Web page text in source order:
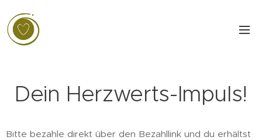
Dein Herzwerts-Impuls!
Bitte bezahle direkt über den Bezahllink und du erhältst